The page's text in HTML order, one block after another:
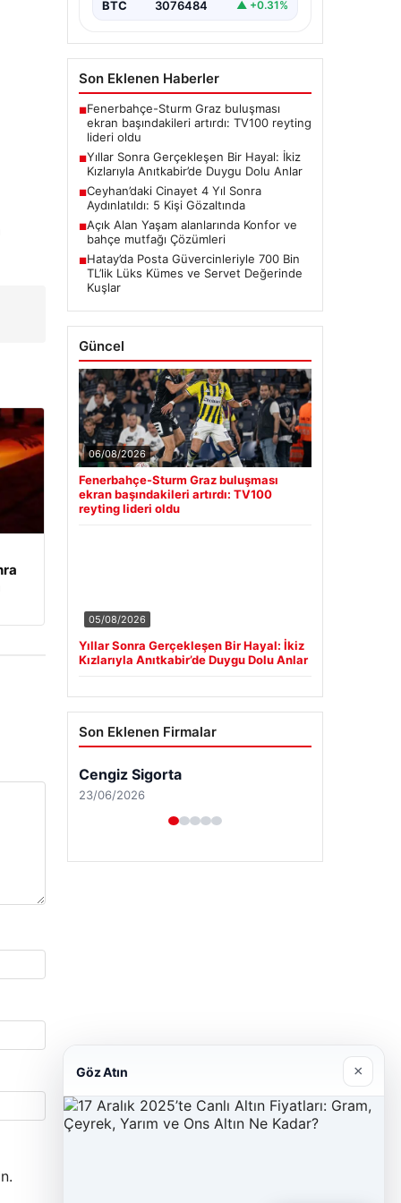
BTC 3076484 ▲ +0.31%
Son Eklenen Haberler
■Fenerbahçe-Sturm Graz buluşması
ekran başındakileri artırdı: TV100 reyting
lideri oldu
■Yıllar Sonra Gerçekleşen Bir Hayal: İkiz
Kızlarıyla Anıtkabir’de Duygu Dolu Anlar
■Ceyhan’daki Cinayet 4 Yıl Sonra
Aydınlatıldı: 5 Kişi Gözaltında
■Açık Alan Yaşam alanlarında Konfor ve
bahçe mutfağı Çözümleri
■Hatay’da Posta Güvercinleriyle 700 Bin
TL’lik Lüks Kümes ve Servet Değerinde
Kuşlar
Güncel
06/08/2026
Fenerbahçe-Sturm Graz buluşması
ekran başındakileri artırdı: TV100
reyting lideri oldu
05/08/2026
Yıllar Sonra Gerçekleşen Bir Hayal: İkiz
Kızlarıyla Anıtkabir’de Duygu Dolu Anlar
Son Eklenen Firmalar
Cengiz Sigorta
23/06/2026
Göz Atın ×